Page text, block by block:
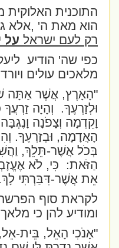
התוכנית האלוקית
הוא מאת ה' ,אלא
רק לעם ישראלעל
כפי שה' הודיע
מלאכים עולים
"הָאָרֶץ, אֲשֶׁר אַתָּה
וּלְזַרְעֶךָ. וְהָיָה זַרְעֲךָ
וָקֵדְמָה וְצָפֹנָה
הָאֲדָמָה, וּבְזַרְעֶךָ.
בְּכֹל אֲשֶׁר-תֵּלֵךְ,
הַזֹּאת: כִּי, לֹא
אֵת אֲשֶׁר-דִּבַּרְתִּי לָךְ.
לקראת סוף הפרשה
ומודיע להן כי
"אָנֹכִי הָאֵל, בֵּית-